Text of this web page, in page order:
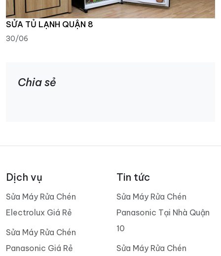
SỬA TỦ LẠNH QUẬN 8
30/06
Chia sẻ
Dịch vụ
Sửa Máy Rửa Chén
Electrolux Giá Rẻ
Sửa Máy Rửa Chén
Panasonic Giá Rẻ
Tin tức
Sửa Máy Rửa Chén
Panasonic Tại Nhà Quận
10
Sửa Máy Rửa Chén